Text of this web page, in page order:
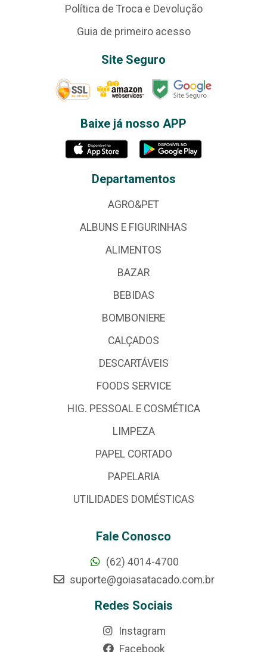
Política de Troca e Devolução
Guia de primeiro acesso
Site Seguro
Baixe já nosso APP
Departamentos
AGRO&PET
ALBUNS E FIGURINHAS
ALIMENTOS
BAZAR
BEBIDAS
BOMBONIERE
CALÇADOS
DESCARTÁVEIS
FOODS SERVICE
HIG. PESSOAL E COSMÉTICA
LIMPEZA
PAPEL CORTADO
PAPELARIA
UTILIDADES DOMÉSTICAS
Fale Conosco
(62) 4014-4700
suporte@goiasatacado.com.br
Redes Sociais
Instagram
Facebook